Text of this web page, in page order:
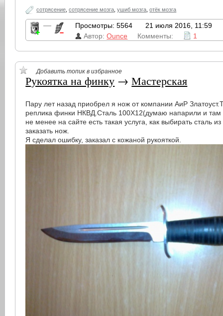
сотрясение ,сотрясение мозга ,ушиб мозга ,отёк мозга
— Просмотры: 5564
21 июля 2016, 11:59
Автор:Ounce Комменты: 1
Добавить топик в избранное
Рукоятка на финку →Мастерская
Пару лет назад приобрел я нож от компании АиР
реплика финки НКВД.Сталь 100Х12(думаю напарили и там
не менее на сайте есть такая услуга, как выбирать сталь
заказать нож.
Я сделал ошибку, заказал с кожаной рукояткой.